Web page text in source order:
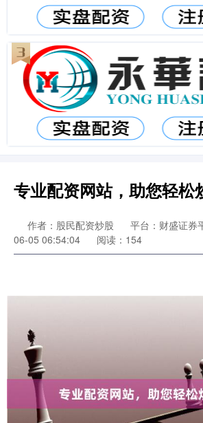
专业配资网站，助您轻松
作者：股民配资炒股 平台：财盛证券
06-05 06:54:04
阅读：154